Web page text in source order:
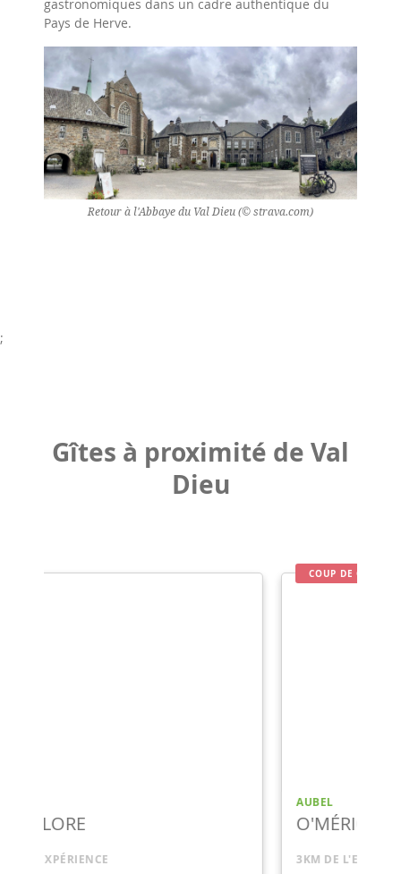
gastronomiques dans un cadre authentique du
Pays de Herve.
Retour à l'Abbaye du Val Dieu (© strava.com)
;
Gîtes à proximité de Val
Dieu
COUP DE CŒUR
O'MÉRIQUE
3KM DE L'EXPÉRIENCE